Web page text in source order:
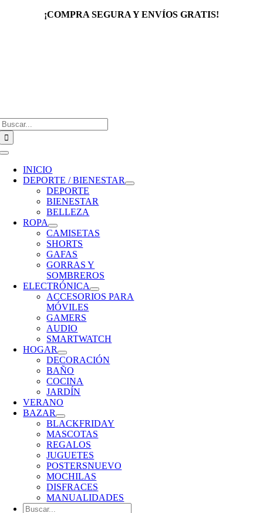
¡COMPRA SEGURA Y ENVÍOS GRATIS!
Toggle
Navigation
INICIO
DEPORTE / BIENESTAR
DEPORTE
BIENESTAR
BELLEZA
ROPA
CAMISETAS
SHORTS
GAFAS
GORRAS Y
SOMBREROS
ELECTRÓNICA
ACCESORIOS PARA
MÓVILES
GAMERS
AUDIO
SMARTWATCH
HOGAR
DECORACIÓN
BAÑO
COCINA
JARDÍN
VERANO
BAZAR
BLACKFRIDAY
MASCOTAS
REGALOS
JUGUETES
POSTERSNUEVO
MOCHILAS
DISFRACES
MANUALIDADES
Buscar: